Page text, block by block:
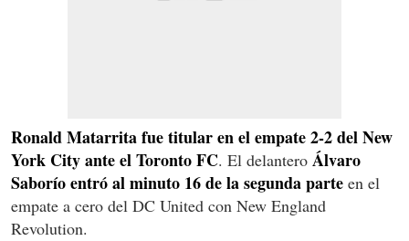
Ronald Matarrita fue titular en el empate 2-2 del New
York City ante el Toronto FC. El delantero Álvaro
Saborío entró al minuto 16 de la segunda parte en el
empate a cero del DC United con New England
Revolution.